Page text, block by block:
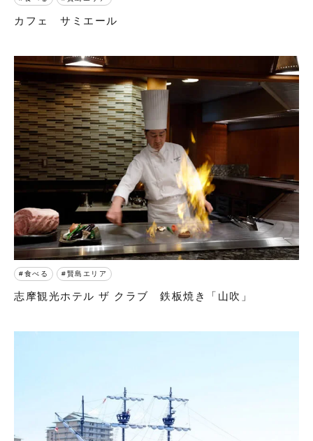
カフェ サミエール
食べる 賢島エリア
志摩観光ホテル ザ クラブ 鉄板焼き「山吹」